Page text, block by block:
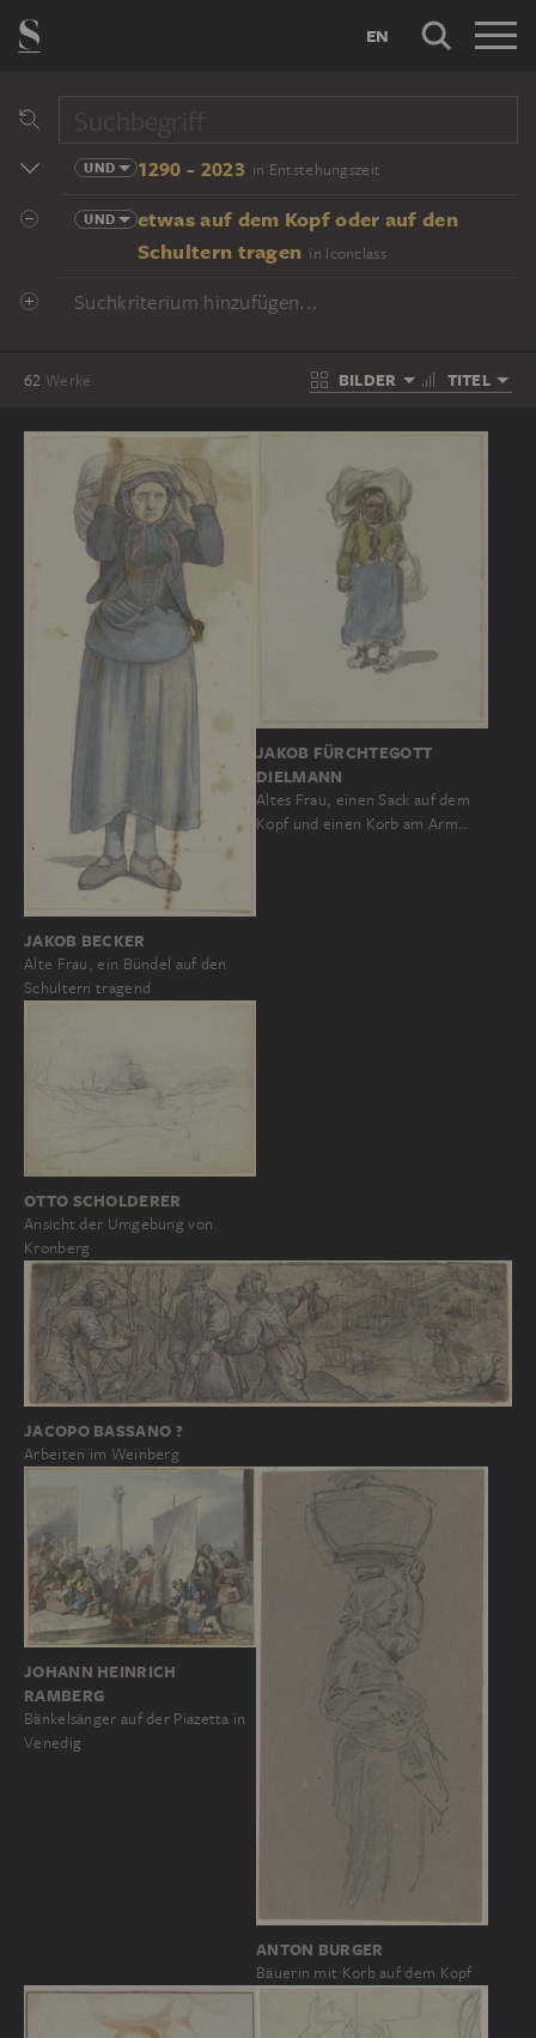
EN
UND 1290 - 2023 in Entstehungszeit
UND
etwas auf dem Kopf oder auf den
Schultern tragen in Iconclass
Suchkriterium hinzufügen...
62 Werke BILDER TITEL
JAKOB BECKER
Alte Frau, ein Bündel auf den
Schultern tragend
JAKOB FÜRCHTEGOTT
DIELMANN
Altes Frau, einen Sack auf dem
Kopf und einen Korb am Arm…
OTTO SCHOLDERER
Ansicht der Umgebung von
Kronberg
JACOPO BASSANO ?
Arbeiten im Weinberg
JOHANN HEINRICH
RAMBERG
Bänkelsänger auf der Piazetta in
Venedig
ANTON BURGER
Bäuerin mit Korb auf dem Kopf